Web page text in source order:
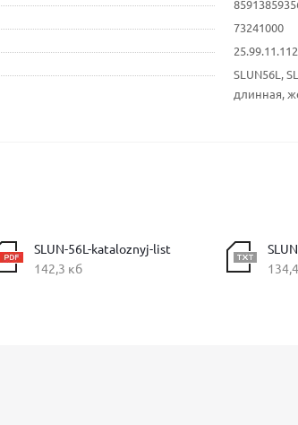
73241000
SLUN56L,
длинная,
SLUN-56L-kataloznyj-list
142,3 кб